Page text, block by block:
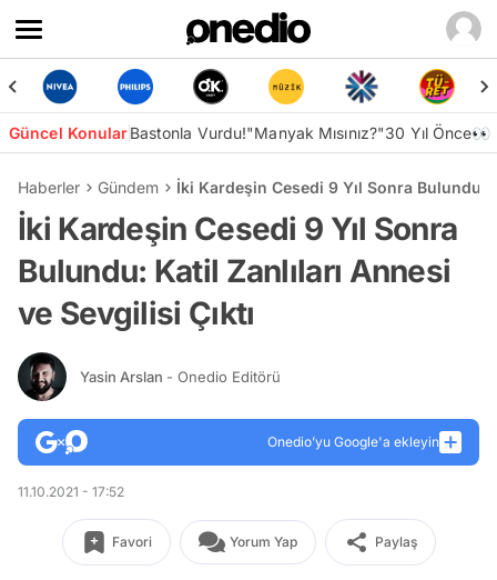
Güncel KonularBastonla Vurdu!"Manyak Mısınız?"30 Yıl Önce👀
Haberler Gündem İki Kardeşin Cesedi 9 Yıl Sonra Bulundu:
İki Kardeşin Cesedi 9 Yıl Sonra
Bulundu: Katil Zanlıları Annesi
ve Sevgilisi Çıktı
Yasin Arslan - Onedio Editörü
Onedio’yu Google'a ekleyin
11.10.2021 - 17:52
Favori Yorum Yap Paylaş